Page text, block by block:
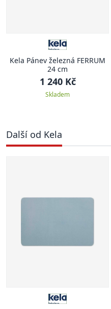
Kela Pánev železná FERRUM
24 cm
1 240 Kč
Skladem
Další od Kela